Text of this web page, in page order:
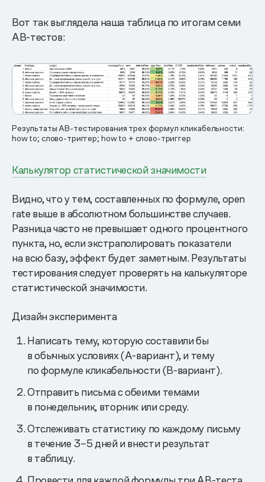
Вот так выглядела наша таблица по итогам семи
AB-тестов:
Результаты AB-тестирования трех формул кликабельности:
how to; слово-триггер; how to + слово-триггер
Калькулятор статистической значимости
Видно, что у тем, составленных по формуле, open
rate выше в абсолютном большинстве случаев.
Разница часто не превышает одного процентного
пункта, но, если экстраполировать показатели
на всю базу, эффект будет заметным. Результаты
тестирования следует проверять на калькуляторе
статистической значимости.
Дизайн эксперимента
Написать тему, которую составили бы
в обычных условиях (А-вариант), и тему
по формуле кликабельности (B-вариант).
Отправить письма с обеими темами
в понедельник, вторник или среду.
Отслеживать статистику по каждому письму
в течение 3–5 дней и внести результат
в таблицу.